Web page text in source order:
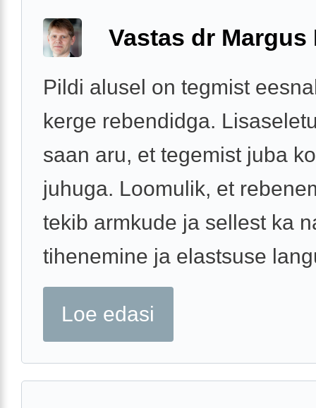
Vastas dr Margus
Pildi alusel on tegmist
kerge rebendidga.
saan aru, et tegemist juba
juhuga. Loomulik, et
tekib armkude ja sellest ka
tihenemine ja elastsuse
Loe edasi